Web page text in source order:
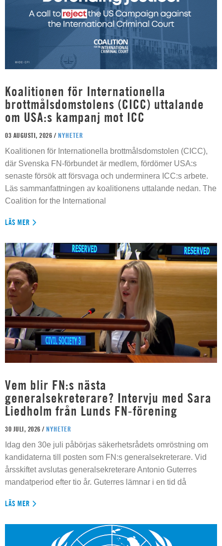
Koalitionen för Internationella
brottmålsdomstolens (CICC) uttalande
om USA:s kampanj mot ICC
03 AUGUSTI, 2026 / NYHETER
Koalitionen för Internationella brottmålsdomstolen (CICC),
där Svenska FN-förbundet är medlem, fördömer USA:s
senaste försök att försvaga och underminera ICC:s arbete.
Läs sammanfattningen av koalitionens uttalande nedan. The
Coalition for the International
LÄS MER
Vem blir FN:s nästa
generalsekreterare? Intervju med Sara
Liedholm från Lunds FN-förening
30 JULI, 2026 / NYHETER
Idag den 30e juli påbörjas säkerhetsrådets omröstning om
kandidaterna till posten som FN:s generalsekreterare. Vid
årsskiftet avslutas generalsekreterare Antonio Guterres
mandatperiod efter tio år. Guterres lämnar i en tid då
LÄS MER